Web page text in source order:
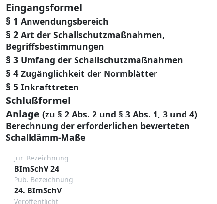
Eingangsformel
§ 1 Anwendungsbereich
§ 2 Art der Schallschutzmaßnahmen,
Begriffsbestimmungen
§ 3 Umfang der Schallschutzmaßnahmen
§ 4 Zugänglichkeit der Normblätter
§ 5 Inkrafttreten
Schlußformel
Anlage (zu § 2 Abs. 2 und § 3 Abs. 1, 3 und 4)
Berechnung der erforderlichen bewerteten
Schalldämm-Maße
Jur. Bezeichnung
BImSchV 24
Pub. Bezeichnung
24. BImSchV
Veröffentlicht